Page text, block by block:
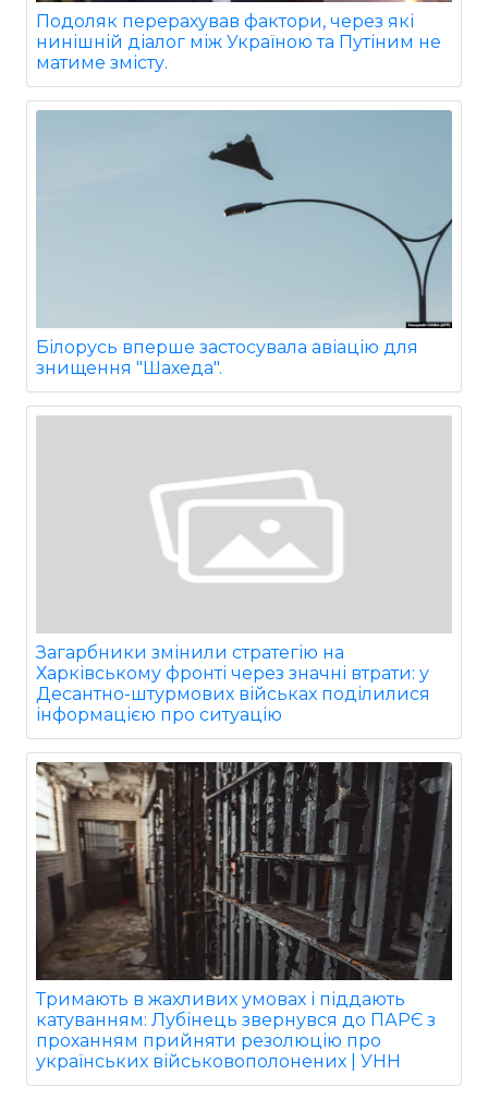
Подоляк перерахував фактори, через які
нинішній діалог між Україною та Путіним не
матиме змісту.
Білорусь вперше застосувала авіацію для
знищення "Шахеда".
Загарбники змінили стратегію на
Харківському фронті через значні втрати: у
Десантно-штурмових військах поділилися
інформацією про ситуацію
Тримають в жахливих умовах і піддають
катуванням: Лубінець звернувся до ПАРЄ з
проханням прийняти резолюцію про
українських військовополонених | УНН